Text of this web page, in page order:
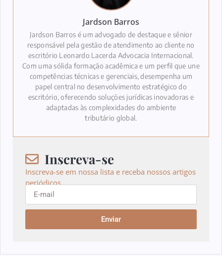
Jardson Barros
Jardson Barros é um advogado de destaque e sênior
responsável pela gestão de atendimento ao cliente no
escritório Leonardo Lacerda Advocacia Internacional.
Com uma sólida formação acadêmica e um perfil que une
competências técnicas e gerenciais, desempenha um
papel central no desenvolvimento estratégico do
escritório, oferecendo soluções jurídicas inovadoras e
adaptadas às complexidades do ambiente
tributário global.
Inscreva-se
Inscreva-se em nossa lista e receba nossos artigos
periódicos.
Enviar